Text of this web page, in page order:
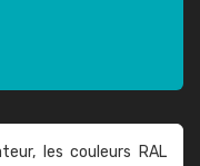
les couleurs RAL